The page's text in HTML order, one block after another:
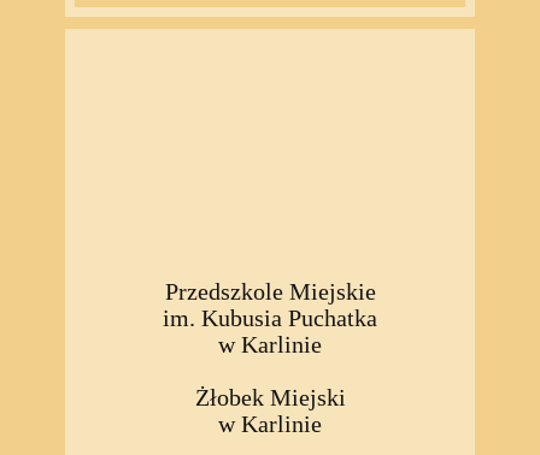
Przedszkole Miejskie
im. Kubusia Puchatka
w Karlinie
Żłobek Miejski
w Karlinie